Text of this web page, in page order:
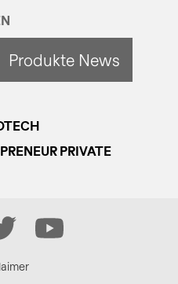
Produkte News
PRIVATE
YouTube